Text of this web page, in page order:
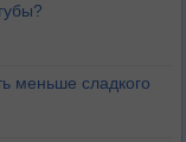
меньше сладкого